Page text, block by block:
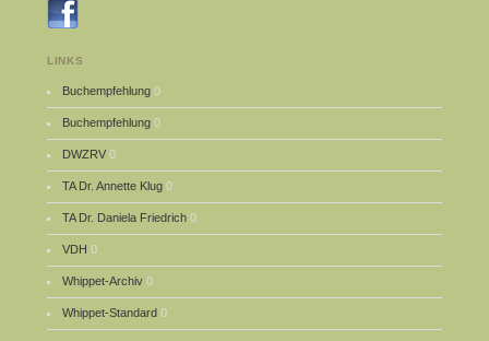
LINKS
Buchempfehlung 0
Buchempfehlung 0
DWZRV 0
TA Dr. Annette Klug 0
TA Dr. Daniela Friedrich 0
VDH 0
Whippet-Archiv 0
Whippet-Standard 0